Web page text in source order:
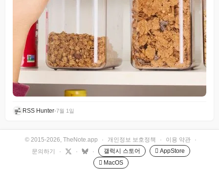
RSS Hunter•7월 1일
© 2015-2026, TheNote.app · 개인정보 보호정책 · 이용 약관
·
문의하기
· · · 갤럭시 스토어
 AppStore
 MacOS